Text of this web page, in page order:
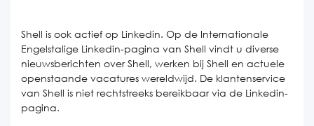
Shell is ook actief op Linkedin. Op de Internationale
Engelstalige Linkedin-pagina van Shell vindt u diverse
nieuwsberichten over Shell, werken bij Shell en actuele
openstaande vacatures wereldwijd. De klantenservice
van Shell is niet rechtstreeks bereikbaar via de Linkedin-
pagina.